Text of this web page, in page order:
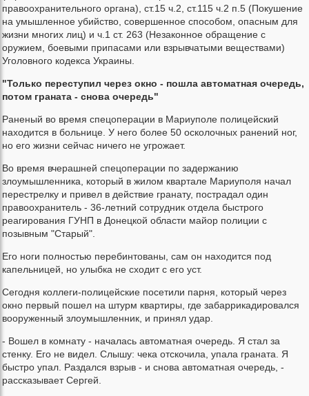
правоохранительного органа), ст.15 ч.2, ст.115 ч.2 п.5 (Покушение
на умышленное убийство, совершенное способом, опасным для
жизни многих лиц) и ч.1 ст. 263 (Незаконное обращение с
оружием, боевыми припасами или взрывчатыми веществами)
Уголовного кодекса Украины.
"Только переступил через окно - пошла автоматная очередь,
потом граната - снова очередь"
Раненый во время спецоперации в Мариуполе полицейский
находится в больнице. У него более 50 осколочных ранений ног,
но его жизни сейчас ничего не угрожает.
Во время вчерашней спецоперации по задержанию
злоумышленника, который в жилом квартале Мариуполя начал
перестрелку и привел в действие гранату, пострадал один
правоохранитель - 36-летний сотрудник отдела быстрого
реагирования ГУНП в Донецкой области майор полиции с
позывным "Старый".
Его ноги полностью перебинтованы, сам он находится под
капельницей, но улыбка не сходит с его уст.
Сегодня коллеги-полицейские посетили парня, который через
окно первый пошел на штурм квартиры, где забаррикадировался
вооруженный злоумышленник, и принял удар.
- Вошел в комнату - началась автоматная очередь. Я стал за
стенку. Его не видел. Слышу: чека отскочила, упала граната. Я
быстро упал. Раздался взрыв - и снова автоматная очередь, -
рассказывает Сергей.